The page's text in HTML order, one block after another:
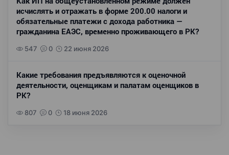
исчислять и отражать в форме 200.00 налоги и
обязательные платежи с дохода работника —
гражданина ЕАЭС, временно проживающего в РК?
547 0 22 июня 2026
Какие требования предъявляются к оценочной
деятельности, оценщикам и палатам оценщиков в
РК?
807 0 18 июня 2026